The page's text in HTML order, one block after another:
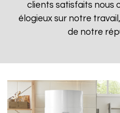
clients satisfaits nous
élogieux sur notre
de notre